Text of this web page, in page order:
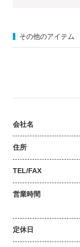
その他のアイテム
会社名
住所
TEL/FAX
営業時間
定休日